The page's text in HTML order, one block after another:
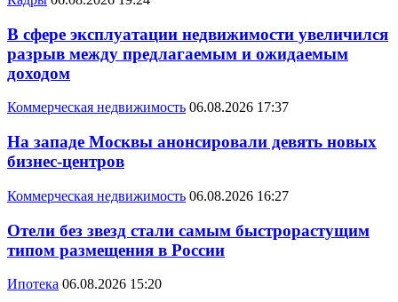
В сфере эксплуатации недвижимости увеличился
разрыв между предлагаемым и ожидаемым
доходом
Коммерческая недвижимость 06.08.2026 17:37
На западе Москвы анонсировали девять новых
бизнес-центров
Коммерческая недвижимость 06.08.2026 16:27
Отели без звезд стали самым быстрорастущим
типом размещения в России
Ипотека 06.08.2026 15:20